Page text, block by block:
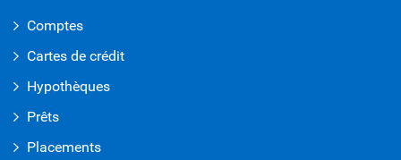
Comptes
Cartes de crédit
Hypothèques
Prêts
Placements